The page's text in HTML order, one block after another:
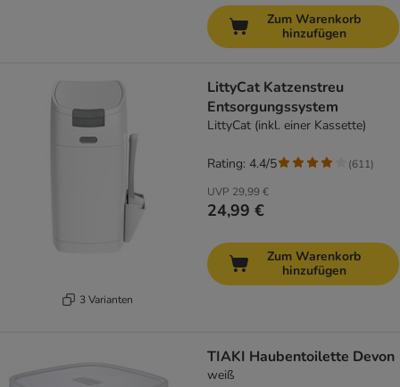
Zum Warenkorb
hinzufügen
3 Varianten
LittyCat Katzenstreu
Entsorgungssystem
LittyCat (inkl. einer Kassette)
UVP 29,99 €
24,99 €
Rating: 4.4/5 (611)
Zum Warenkorb
hinzufügen
TIAKI Haubentoilette Devon
weiß